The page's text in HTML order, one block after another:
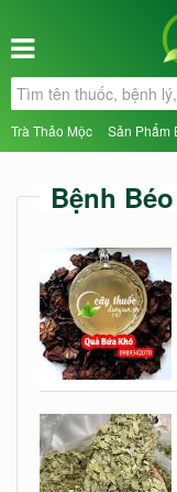
Trà Thảo Mộc Sản Phẩm
Bệnh